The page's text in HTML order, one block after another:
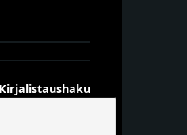
Kirjalistaushaku